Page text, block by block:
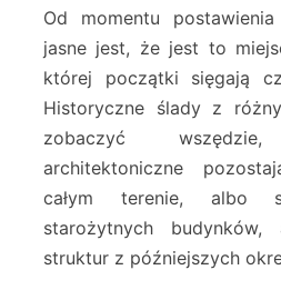
o
ż
y
n
a
P
y
r
Od momentu
jasne jest, że jest to
której początki sięgają
Historyczne ślady z
zobaczyć
architektoniczne
całym terenie, albo
starożytnych
struktur z późniejszych